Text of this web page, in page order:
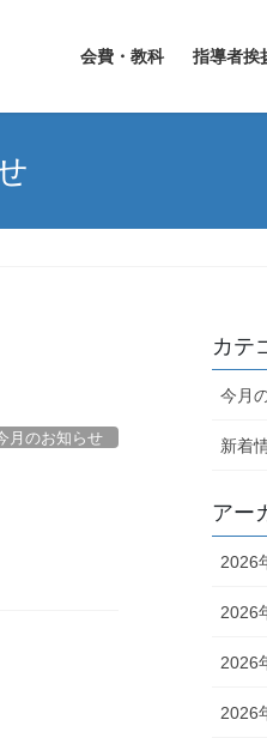
会費・教科 指導者挨
月のお知らせ
カテ
今月
新着
アー
2026
2026
2026
2026